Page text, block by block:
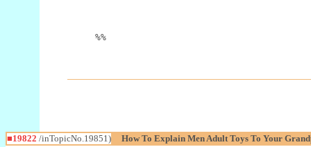
%%
■19822 /inTopicNo.19851) How To Explain Men Adult Toys To Your